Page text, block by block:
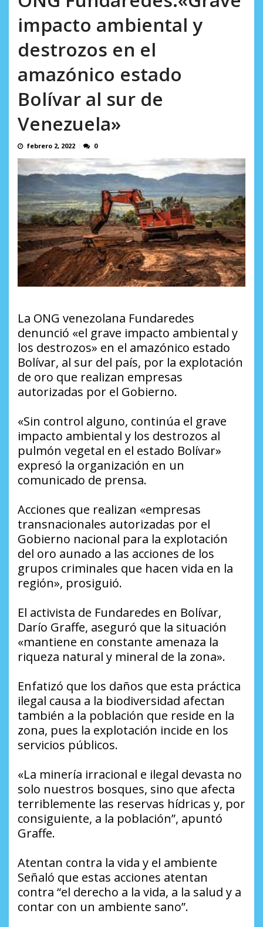
impacto ambiental y
destrozos en el
amazónico estado
Bolívar al sur de
Venezuela»
febrero 2, 2022 0
La ONG venezolana Fundaredes
denunció «el grave impacto ambiental y
los destrozos» en el amazónico estado
Bolívar, al sur del país, por la explotación
de oro que realizan empresas
autorizadas por el Gobierno.
«Sin control alguno, continúa el grave
impacto ambiental y los destrozos al
pulmón vegetal en el estado Bolívar»
expresó la organización en un
comunicado de prensa.
Acciones que realizan «empresas
transnacionales autorizadas por el
Gobierno nacional para la explotación
del oro aunado a las acciones de los
grupos criminales que hacen vida en la
región», prosiguió.
El activista de Fundaredes en Bolívar,
Darío Graffe, aseguró que la situación
«mantiene en constante amenaza la
riqueza natural y mineral de la zona».
Enfatizó que los daños que esta práctica
ilegal causa a la biodiversidad afectan
también a la población que reside en la
zona, pues la explotación incide en los
servicios públicos.
«La minería irracional e ilegal devasta no
solo nuestros bosques, sino que afecta
terriblemente las reservas hídricas y, por
consiguiente, a la población”, apuntó
Graffe.
Atentan contra la vida y el ambiente
Señaló que estas acciones atentan
contra “el derecho a la vida, a la salud y a
contar con un ambiente sano”.